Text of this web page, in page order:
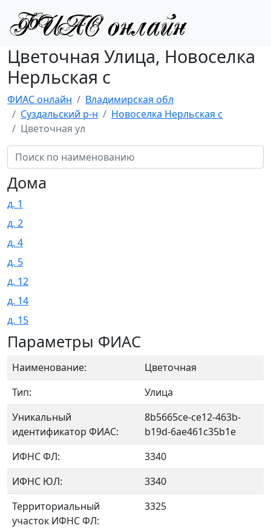
Цветочная Улица, Новоселка
Нерльская с
ФИАС онлайн
Владимирская обл
Суздальский р-н
Новоселка Нерльская с
Цветочная ул
Дома
д. 1
д. 2
д. 4
д. 5
д. 12
д. 14
д. 15
Параметры ФИАС
Наименование:
Цветочная
Тип:
Улица
Уникальный
идентификатор ФИАС:
8b5665ce-ce12-463b-
b19d-6ae461c35b1e
ИФНС ФЛ:
3340
ИФНС ЮЛ:
3340
Территориальный
участок ИФНС ФЛ:
3325